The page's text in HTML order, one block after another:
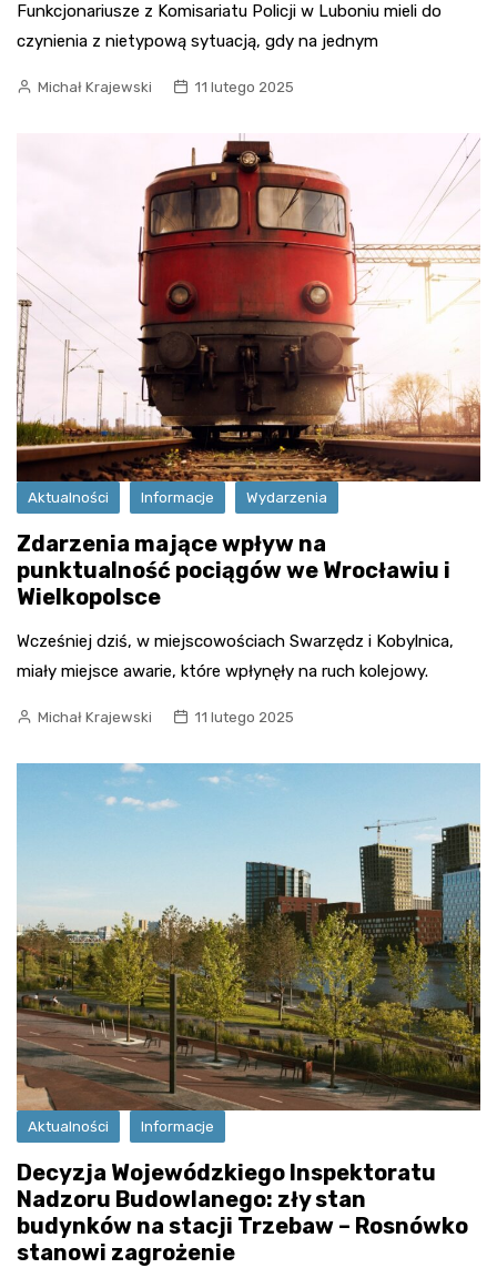
Funkcjonariusze z Komisariatu Policji w Luboniu mieli do
czynienia z nietypową sytuacją, gdy na jednym
Michał Krajewski 11 lutego 2025
Aktualności Informacje Wydarzenia
Zdarzenia mające wpływ na
punktualność pociągów we Wrocławiu i
Wielkopolsce
Wcześniej dziś, w miejscowościach Swarzędz i Kobylnica,
miały miejsce awarie, które wpłynęły na ruch kolejowy.
Michał Krajewski 11 lutego 2025
Aktualności Informacje
Decyzja Wojewódzkiego Inspektoratu
Nadzoru Budowlanego: zły stan
budynków na stacji Trzebaw – Rosnówko
stanowi zagrożenie